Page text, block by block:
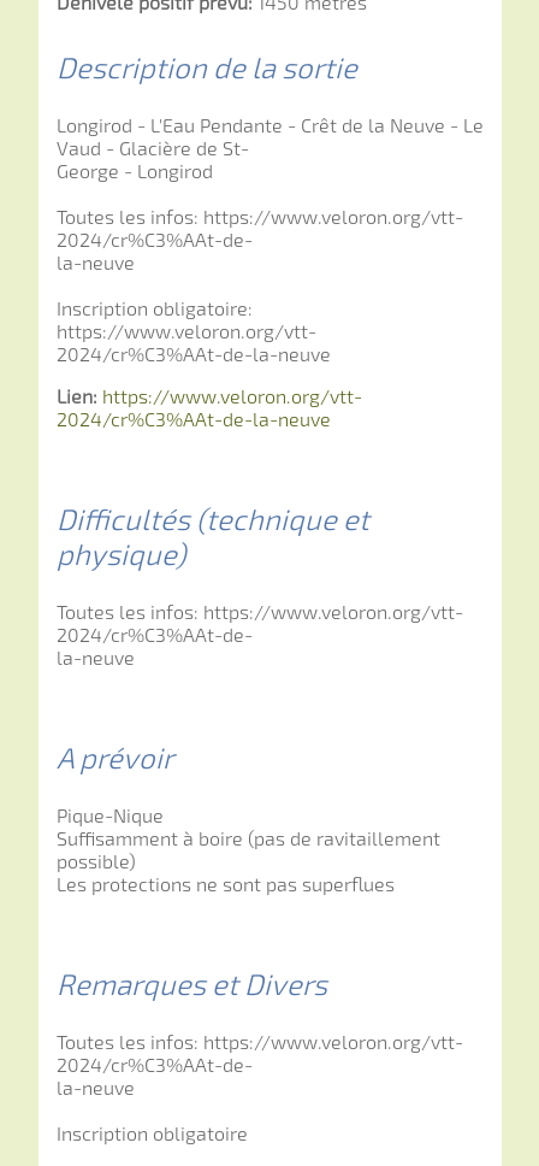
Description de la sortie
Longirod - L'Eau Pendante - Crêt de la Neuve - Le
Vaud - Glacière de St-
George - Longirod
Toutes les infos: https://www.veloron.org/vtt-
2024/cr%C3%AAt-de-
la-neuve
Inscription obligatoire:
https://www.veloron.org/vtt-
2024/cr%C3%AAt-de-la-neuve
Lien: https://www.veloron.org/vtt-
2024/cr%C3%AAt-de-la-neuve
Difficultés (technique et
physique)
Toutes les infos: https://www.veloron.org/vtt-
2024/cr%C3%AAt-de-
la-neuve
A prévoir
Pique-Nique
Suffisamment à boire (pas de ravitaillement
possible)
Les protections ne sont pas superflues
Remarques et Divers
Toutes les infos: https://www.veloron.org/vtt-
2024/cr%C3%AAt-de-
la-neuve
Inscription obligatoire